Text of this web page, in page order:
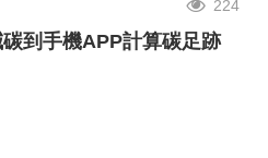
224
碳到手機APP計算碳足跡